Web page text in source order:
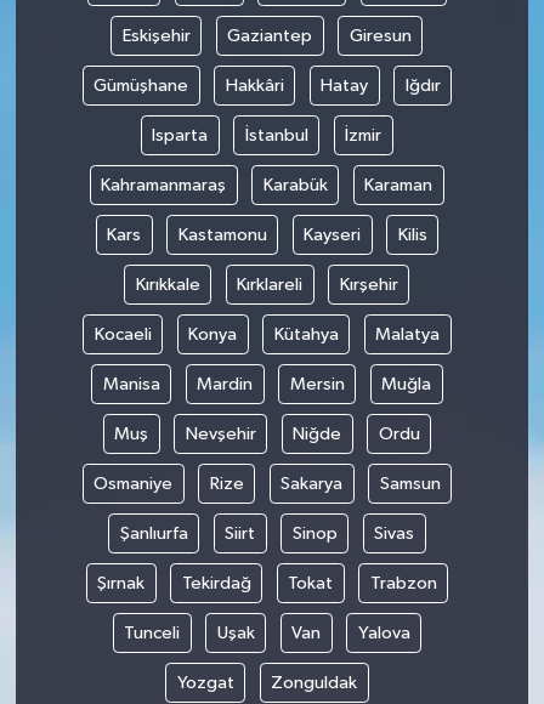
Eskişehir Gaziantep Giresun
Gümüşhane Hakkâri Hatay Iğdır
Isparta İstanbul İzmir
Kahramanmaraş Karabük Karaman
Kars Kastamonu Kayseri Kilis
Kırıkkale Kırklareli Kırşehir
Kocaeli Konya Kütahya Malatya
Manisa Mardin Mersin Muğla
Muş Nevşehir Niğde Ordu
Osmaniye Rize Sakarya Samsun
Şanlıurfa Siirt Sinop Sivas
Şırnak Tekirdağ Tokat Trabzon
Tunceli Uşak Van Yalova
Yozgat Zonguldak